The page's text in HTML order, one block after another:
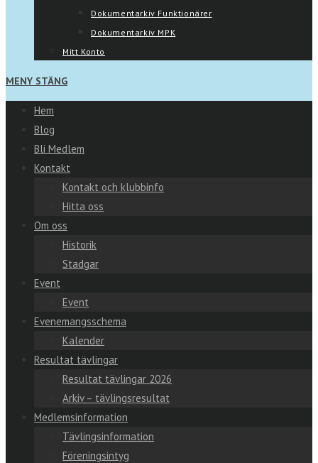
Dokumentarkiv Funktionärer
Dokumentarkiv MPK
Mitt Konto
MENY STÄNG
Hem
Blog
Bli Medlem
Kontakt
Kontakt och klubbinfo
Hitta oss
Om oss
Historik
Stadgar
Event
Event
Evenemangsschema
Kalender
Resultat tävlingar
Resultat tävlingar 2026
Arkiv – tävlingsresultat
Medlemsinformation
Tävlingsinformation
Föreningsintyg